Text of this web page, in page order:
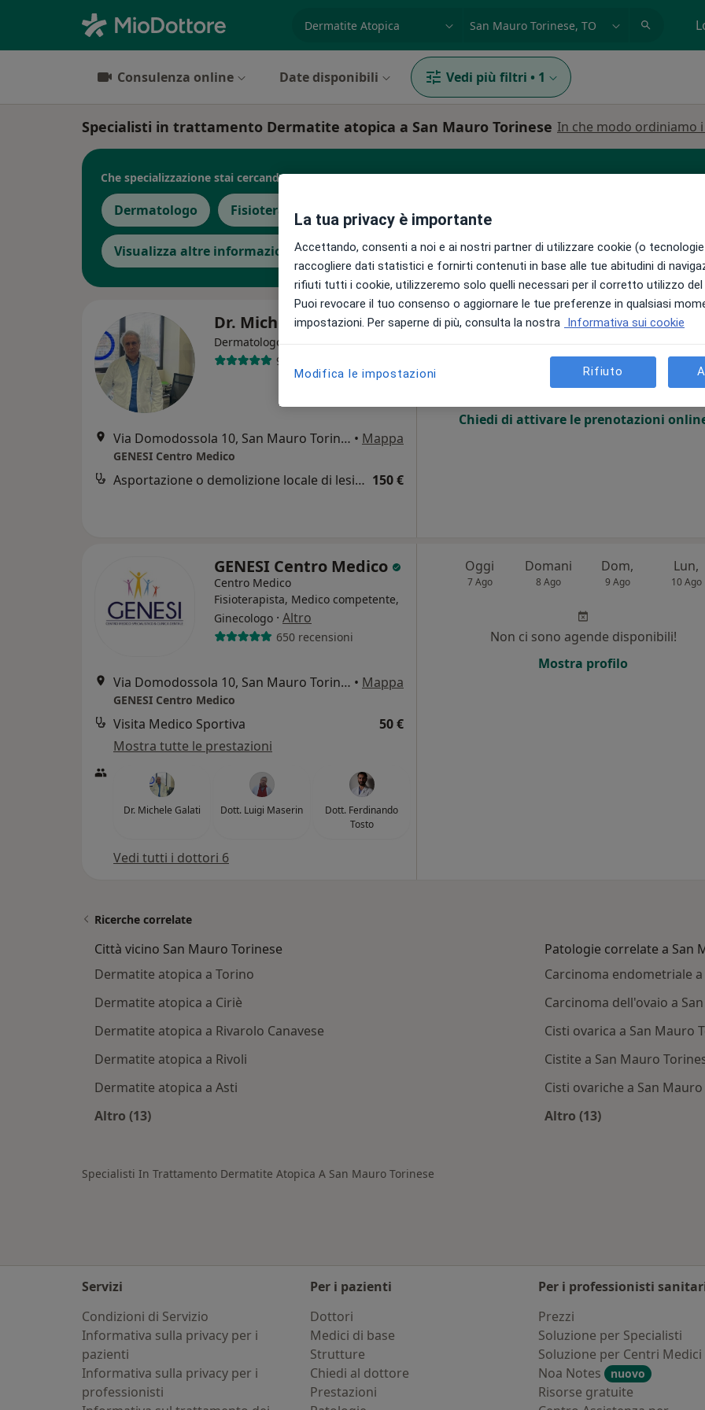
Consulenza online Date disponibili Vedi più filtri • 1
Specialisti in trattamento Dermatite atopica a San Mauro Torinese In che modo ordiniamo
Che specializzazione stai cercando?
Dermatologo Fisioterapista Medico competente
Visualizza altre informazioni
Dr. Michele Galati
Dermatologo
99 recensioni
Via Domodossola 10, San Mauro Torinese • Mappa
GENESI Centro Medico
Asportazione o demolizione locale di lesione o tessuto cutaneo 150 €
Oggi Domani Dom, Lun,
Non ci sono agende disponibili!
Chiedi di attivare le prenotazioni
GENESI Centro Medico
Centro Medico
Fisioterapista, Medico competente,
Ginecologo · Altro
650 recensioni
Via Domodossola 10, San Mauro Torinese • Mappa
GENESI Centro Medico
Visita Medico Sportiva
50 €
Mostra tutte le prestazioni
Dr. Michele Galati Dott. Luigi Maserin
Dott. Ferdinando
Tosto
Vedi tutti i dottori 6
Oggi
7 Ago
Domani
8 Ago
Dom,
9 Ago
Lun,
10 Ago
Non ci sono agende disponibili!
Mostra profilo
Ricerche correlate
Città vicino San Mauro Torinese
Dermatite atopica a Torino
Dermatite atopica a Ciriè
Dermatite atopica a Rivarolo Canavese
Dermatite atopica a Rivoli
Dermatite atopica a Asti
Altro (13)
Patologie correlate a San
Carcinoma endometriale
Carcinoma dell'ovaio a
Cisti ovarica a San Mauro
Cistite a San Mauro
Cisti ovariche a San
Altro (13)
Specialisti In Trattamento Dermatite Atopica A San Mauro Torinese
Servizi
Condizioni di Servizio
Informativa sulla privacy per i
pazienti
Informativa sulla privacy per i
professionisti
Per i pazienti
Dottori
Medici di base
Strutture
Chiedi al dottore
Prestazioni
Per i professionisti
Prezzi
Soluzione per Specialisti
Soluzione per Centri Medici
Noa Notes
nuovo
Risorse gratuite
La tua privacy è importante
Accettando, consenti a noi e ai nostri partner di utilizzare cookie (o
raccogliere dati statistici e fornirti contenuti in base alle tue abitudini di
rifiuti tutti i cookie, utilizzeremo solo quelli necessari per il corretto utilizzo
Puoi revocare il tuo consenso o aggiornare le tue preferenze in qualsiasi
impostazioni. Per saperne di più, consulta la nostra Informativa sui cookie
Modifica le impostazioni Rifiuto